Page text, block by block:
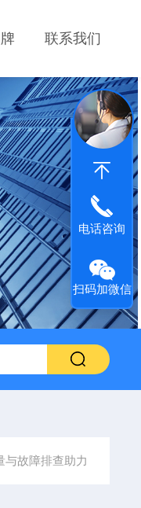
联系我们
分析仪 艾睿光电
与故障排查助力
电话咨询
扫码加微信